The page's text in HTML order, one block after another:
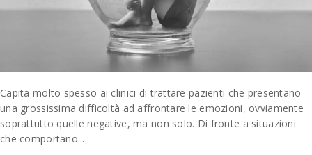
Capita molto spesso ai clinici di trattare pazienti che presentano
una grossissima difficoltà ad affrontare le emozioni, ovviamente
soprattutto quelle negative, ma non solo. Di fronte a situazioni
che comportano...